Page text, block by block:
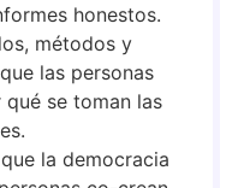
honestos.
métodos y
las personas
se toman las
la democracia